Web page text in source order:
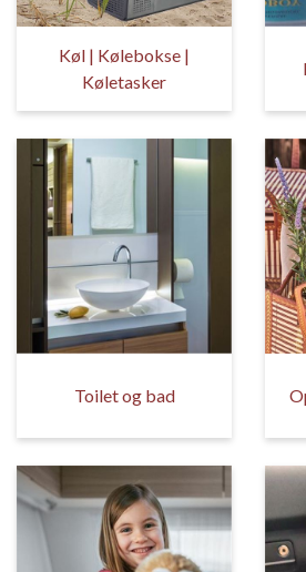
Køl | Kølebokse |
Køletasker
Toilet og bad